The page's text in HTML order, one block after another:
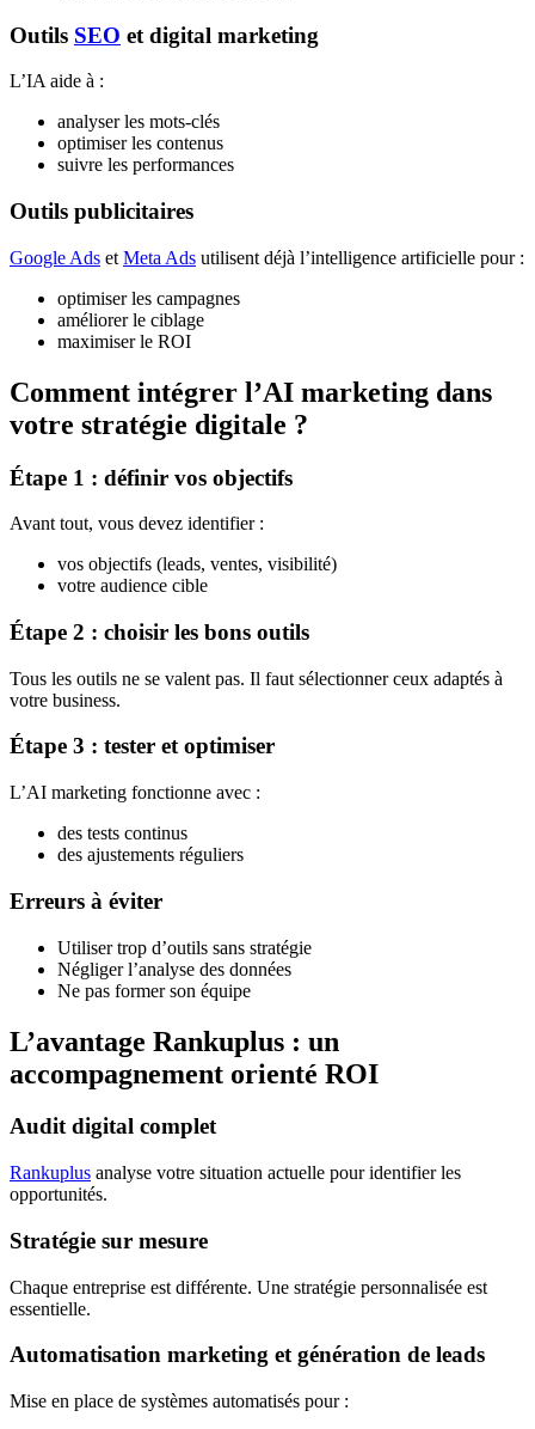
Outils SEO et digital marketing
L’IA aide à :
analyser les mots-clés
optimiser les contenus
suivre les performances
Outils publicitaires
Google Ads et Meta Ads utilisent déjà l’intelligence artificielle pour :
optimiser les campagnes
améliorer le ciblage
maximiser le ROI
Comment intégrer l’AI marketing dans
votre stratégie digitale ?
Étape 1 : définir vos objectifs
Avant tout, vous devez identifier :
vos objectifs (leads, ventes, visibilité)
votre audience cible
Étape 2 : choisir les bons outils
Tous les outils ne se valent pas. Il faut sélectionner ceux adaptés à
votre business.
Étape 3 : tester et optimiser
L’AI marketing fonctionne avec :
des tests continus
des ajustements réguliers
Erreurs à éviter
Utiliser trop d’outils sans stratégie
Négliger l’analyse des données
Ne pas former son équipe
L’avantage Rankuplus : un
accompagnement orienté ROI
Audit digital complet
Rankuplus analyse votre situation actuelle pour identifier les
opportunités.
Stratégie sur mesure
Chaque entreprise est différente. Une stratégie personnalisée est
essentielle.
Automatisation marketing et génération de leads
Mise en place de systèmes automatisés pour :